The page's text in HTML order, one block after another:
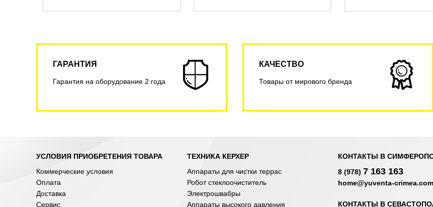
ГАРАНТИЯ
Гарантия на оборудование 2 года
КАЧЕСТВО
Товары от мирового бренда
УСЛОВИЯ ПРИОБРЕТЕНИЯ ТОВАРА
Коммерческие условия
Оплата
Доставка
Сервис
ТЕХНИКА КЕРХЕР
Аппараты для чистки террас
Робот стеклоочиститель
Электрошвабры
Аппараты высокого давления
КОНТАКТЫ В
8 (978) 7 163 163
home@yuventa-crimea.com
КОНТАКТЫ В